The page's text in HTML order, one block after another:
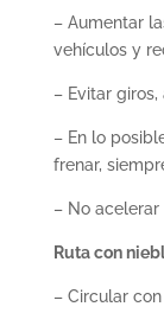
– Aumentar
vehículos y
– Evitar
– En lo
frenar,
– No acelerar
Ruta con
– Circular